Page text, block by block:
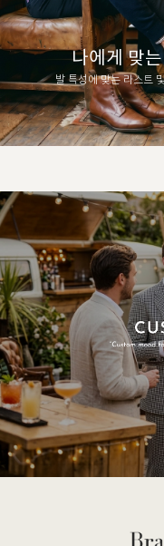
나에게 맞
발 특성에 맞는 라스트